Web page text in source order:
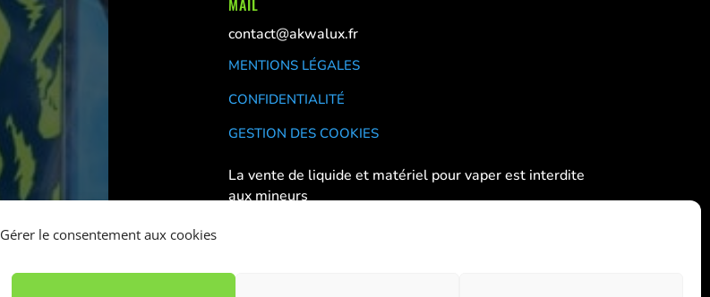
Gérer le consentement aux cookies
contact@akwalux.fr
MENTIONS LÉGALES
CONFIDENTIALITÉ
GESTION DES COOKIES
La vente de liquide et matériel pour vaper est interdite
aux mineurs